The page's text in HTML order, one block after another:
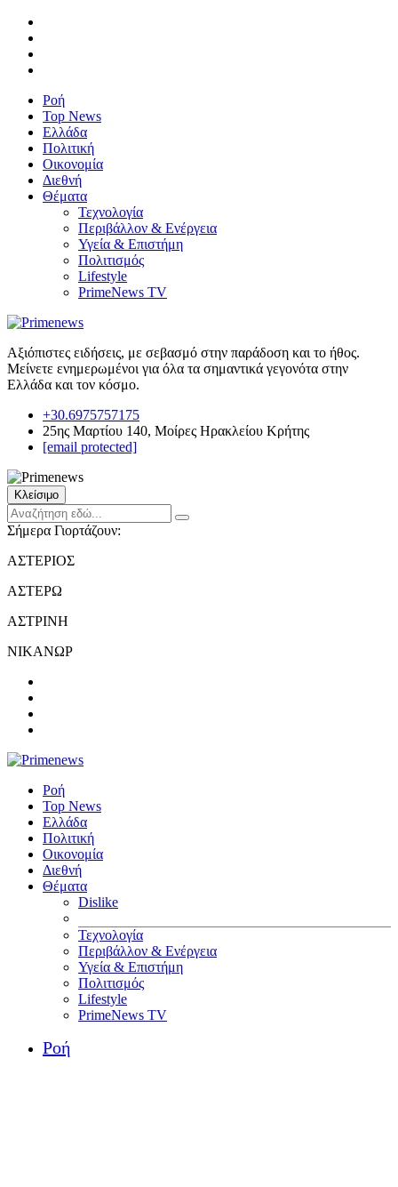
Ροή
Top News
Ελλάδα
Πολιτική
Οικονομία
Διεθνή
Θέματα
Τεχνολογία
Περιβάλλον & Ενέργεια
Υγεία & Επιστήμη
Πολιτισμός
Lifestyle
PrimeNews TV
Αξιόπιστες ειδήσεις, με σεβασμό στην παράδοση και το ήθος.
Μείνετε ενημερωμένοι για όλα τα σημαντικά γεγονότα στην
Ελλάδα και τον κόσμο.
+30.6975757175
25ης Μαρτίου 140, Μοίρες Ηρακλείου Κρήτης
[email protected]
Κλείσιμο
Σήμερα Γιορτάζουν:
ΑΣΤΕΡΙΟΣ
ΑΣΤΕΡΩ
ΑΣΤΡΙΝΗ
ΝΙΚΑΝΩΡ
Ροή
Top News
Ελλάδα
Πολιτική
Οικονομία
Διεθνή
Θέματα
Dislike
Τεχνολογία
Περιβάλλον & Ενέργεια
Υγεία & Επιστήμη
Πολιτισμός
Lifestyle
PrimeNews TV
Ροή